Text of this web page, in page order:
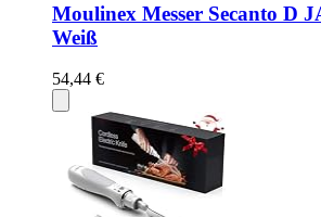
Moulinex Messer Secanto D
Weiß
54,44 €